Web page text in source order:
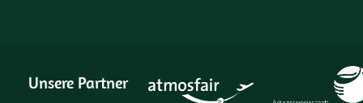
Unsere Partner